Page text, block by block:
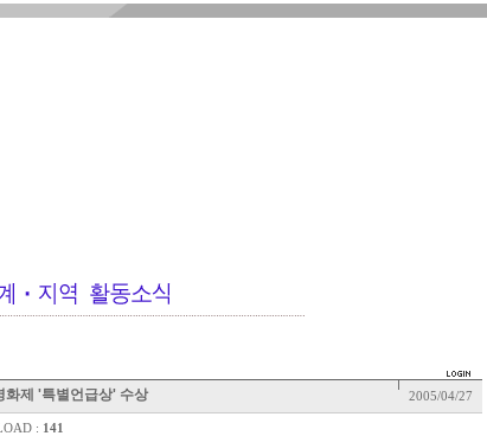
화제 '특별언급상' 수상 2005/04/27
: 141